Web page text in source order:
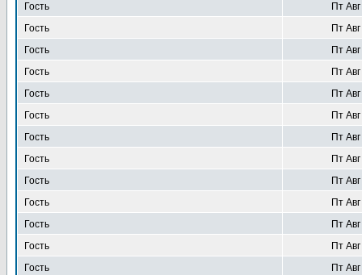
Гость
Пт
Гость
Пт
Гость
Пт
Гость
Пт
Гость
Пт
Гость
Пт
Гость
Пт
Гость
Пт
Гость
Пт
Гость
Пт
Гость
Пт
Гость
Пт
Гость
Пт